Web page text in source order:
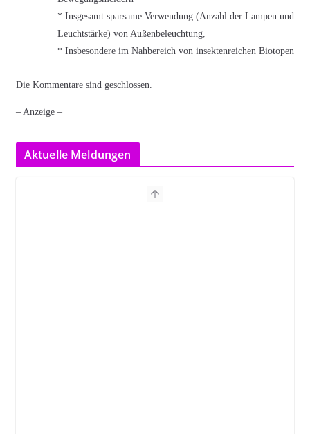
* Insgesamt sparsame Verwendung (Anzahl der Lampen und
Leuchtstärke) von Außenbeleuchtung,
* Insbesondere im Nahbereich von insektenreichen Biotopen
Die Kommentare sind geschlossen.
– Anzeige –
Aktuelle Meldungen